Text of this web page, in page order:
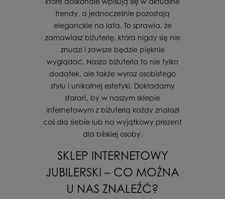
trendy, a jednocześnie pozostają
eleganckie na lata. To sprawia, że
zamawiasz biżuterię, która nigdy się nie
znudzi i zawsze będzie pięknie
wyglądać. Nasza biżuteria to nie tylko
dodatek, ale także wyraz osobistego
stylu i unikalnej estetyki. Dokładamy
starań, by w naszym sklepie
internetowym z biżuterią każdy znalazł
coś dla siebie lub na wyjątkowy prezent
dla bliskiej osoby.
SKLEP INTERNETOWY
JUBILERSKI – CO MOŻNA
U NAS ZNALEŹĆ?